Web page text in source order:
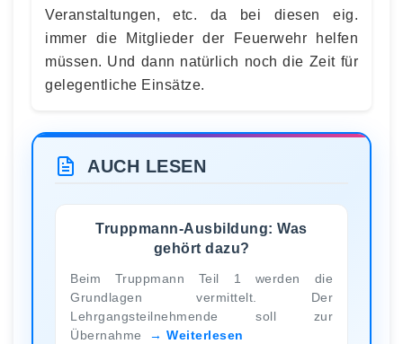
Veranstaltungen, etc. da bei diesen eig.
immer die Mitglieder der Feuerwehr helfen
müssen. Und dann natürlich noch die Zeit für
gelegentliche Einsätze.
AUCH LESEN
Truppmann-Ausbildung: Was
gehört dazu?
Beim Truppmann Teil 1 werden die
Grundlagen vermittelt. Der
Lehrgangsteilnehmende soll zur
Übernahme
Weiterlesen